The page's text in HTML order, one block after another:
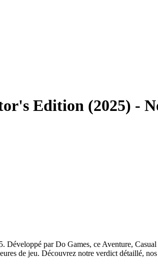
Edition (2025) -
par Do Games, ce Aventure,
de jeu. Découvrez notre verdict détaillé,